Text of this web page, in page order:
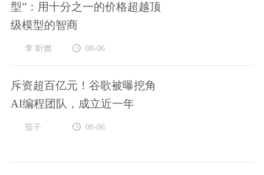
型”：用十分之一的价格超越顶
级模型的智商
李 昕燃 08-06
斥资超百亿元！谷歌被曝挖角
AI编程团队，成立近一年
茄子 08-06